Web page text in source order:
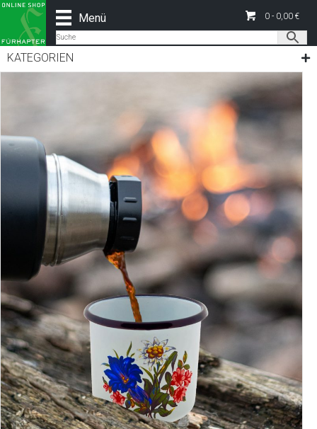
Menü 0 - 0,00 €
KATEGORIEN